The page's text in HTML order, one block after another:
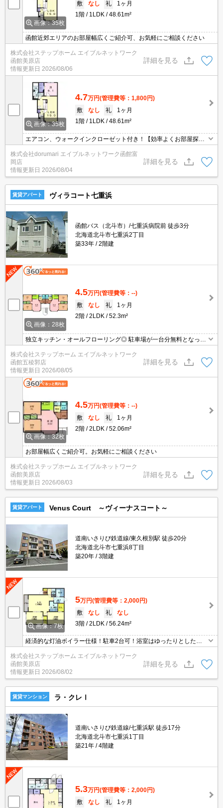
画像：35枚
敷 なし 礼
1ヶ月
1階
1LDK 48.61m²
函館近郊エリアのお部屋幅広くご紹介可、お気軽にご相談ください
株式会社ステップホーム エイブルネットワーク
函館美原店
情報更新日 2026/08/06
詳細を見る
画像：35枚
4.7万円(管理費等：1,800円)
敷
なし 礼
1ヶ月
1階
1LDK 48.61m²
エアコン、ウォークインクローゼット付き！【効率よくお部屋探し
ができるお店】同じお部屋がいくつも出てきて探すのが大変。。そ
んな時は「窓口を一つにして」エイブルNW函館富岡店へお任せく
ださい！どのお部屋でもご紹介、ご案内させていただきます。
株式会社dorumari エイブルネットワーク函館富
岡店
情報更新日 2026/08/04
詳細を見る
賃貸アパート ヴィラコート七重浜
函館バス（北斗市）/七重浜病院前 徒歩3分
北海道北斗市七重浜2丁目
築33年
2階建
画像：28枚
4.5万円(管理費等：--)
敷
なし 礼
1ヶ月
2階
2LDK 52.3m²
独立キッチン・オールフローリング◎ 駐車場が一台分無料となって
おります♪ コンビニが近いので買い忘れやちょっとしたお買い物に
も便利です☆
株式会社ステップホーム エイブルネットワーク
函館五稜郭店
情報更新日 2026/08/05
詳細を見る
画像：32枚
4.5万円(管理費等：--)
敷
なし 礼
1ヶ月
2階
2LDK 52.06m²
お部屋幅広くご紹介可。お気軽にご相談ください
株式会社ステップホーム エイブルネットワーク
函館美原店
情報更新日 2026/08/03
詳細を見る
賃貸アパート Venus Court ～ヴィーナスコート～
道南いさりび鉄道線/東久根別駅 徒歩20分
北海道北斗市七重浜8丁目
築20年
3階建
画像：7枚
5万円(管理費等：2,000円)
敷
なし 礼
なし
3階
2LDK 56.24m²
経済的な灯油ボイラー仕様！駐車2台可！浴室はゆったりとした一
株式会社ステップホーム エイブルネットワーク
函館美原店
情報更新日 2026/08/02
詳細を見る
賃貸マンション ラ・クレⅠ
道南いさりび鉄道線/七重浜駅 徒歩17分
北海道北斗市七重浜1丁目
築21年
4階建
5.3万円(管理費等：2,000円)
敷
なし 礼
1ヶ月